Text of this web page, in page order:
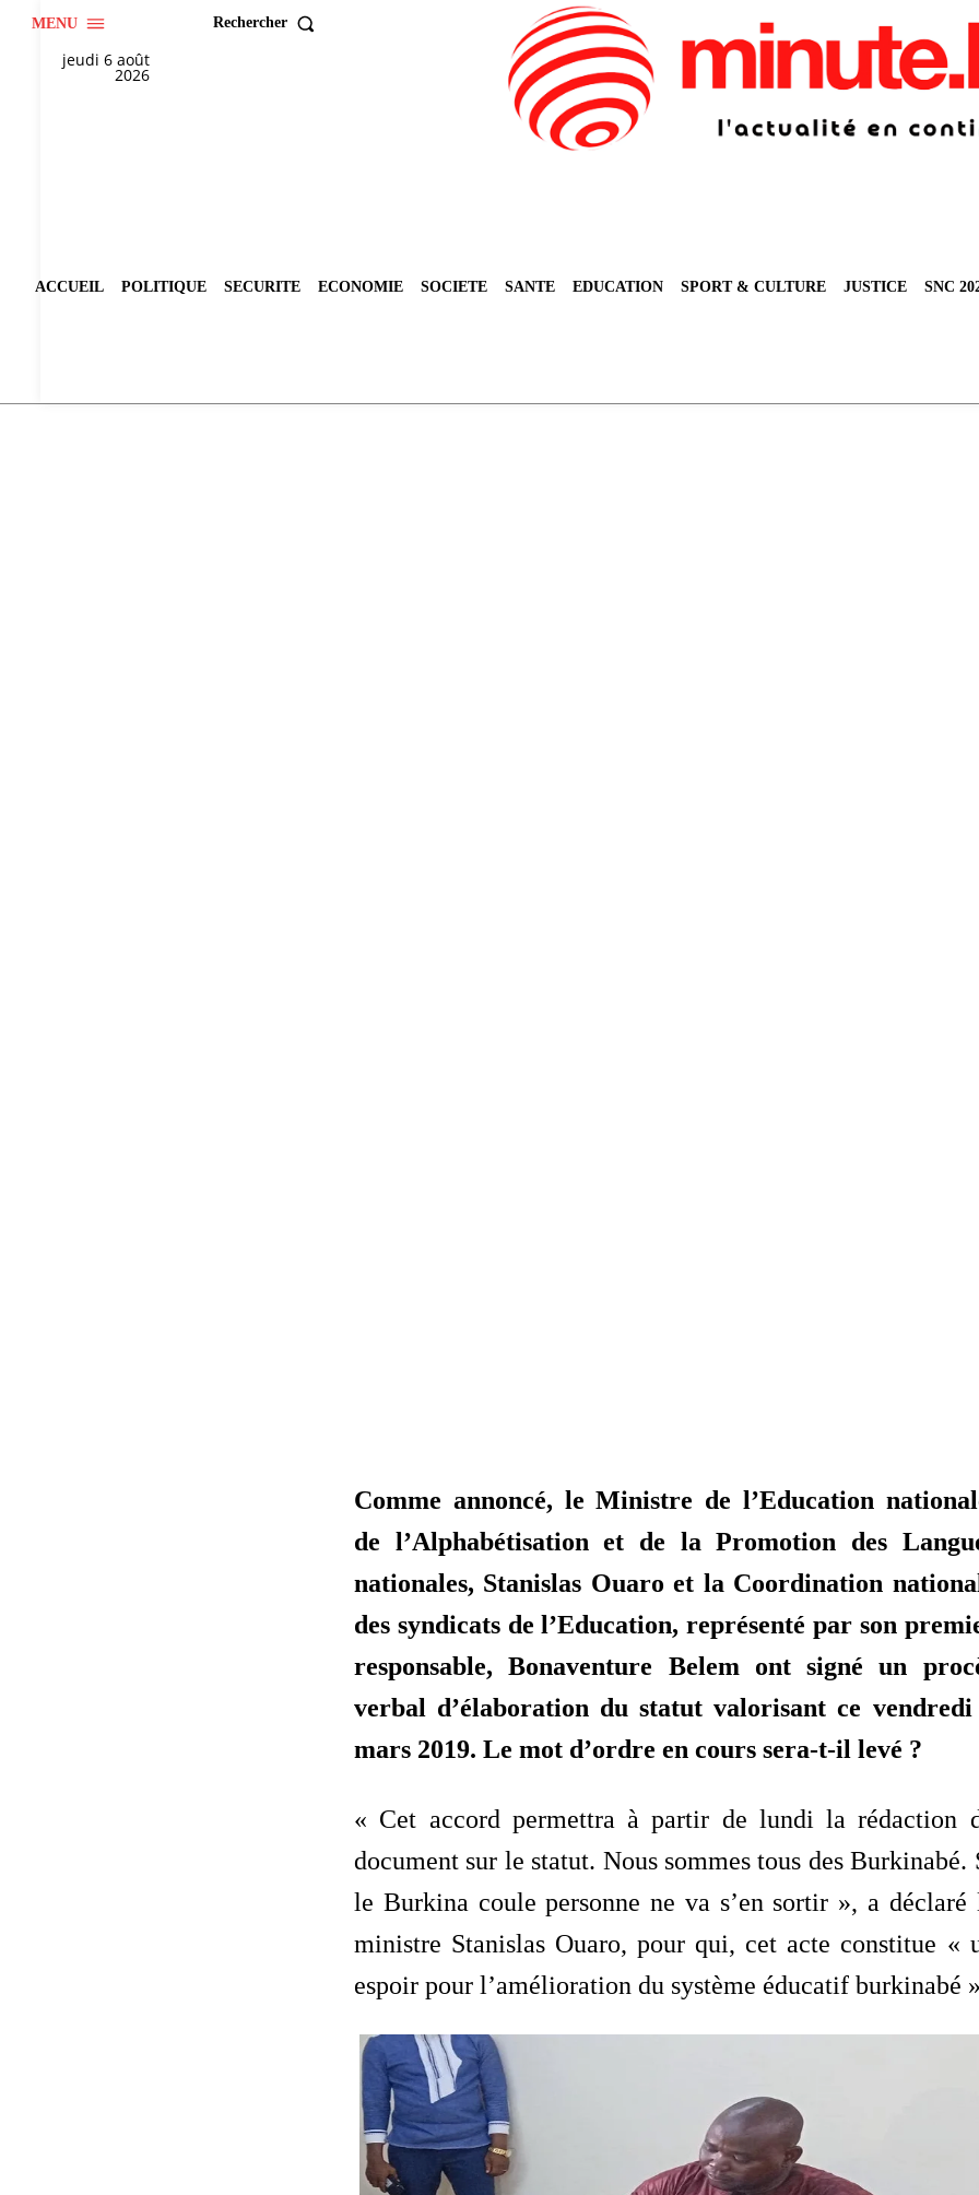
MENU Rechercher
jeudi 6 août
2026
ACCUEIL POLITIQUE SECURITE ECONOMIE SOCIETE SANTE EDUCATION SPORT & CULTURE JUSTICE SNC
Comme annoncé, le Ministre de l’Education
de l’Alphabétisation et de la Promotion des
nationales, Stanislas Ouaro et la Coordination
des syndicats de l’Education, représenté par son
responsable, Bonaventure Belem ont signé un
verbal d’élaboration du statut valorisant ce vendredi
mars 2019. Le mot d’ordre en cours sera-t-il levé ?
« Cet accord permettra à partir de lundi la rédaction
document sur le statut. Nous sommes tous des Burkinabé.
le Burkina coule personne ne va s’en sortir », a déclaré
ministre Stanislas Ouaro, pour qui, cet acte constitue «
espoir pour l’amélioration du système éducatif burkinabé